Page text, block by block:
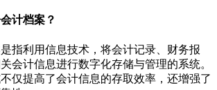
计档案？
指利用信息技术，将会计记录、财务报
会计信息进行数字化存储与管理的系统。
仅提高了会计信息的存取效率，还增强了